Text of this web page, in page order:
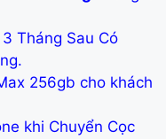
Tháng Sau Có
256gb cho khách
khi Chuyển Cọc